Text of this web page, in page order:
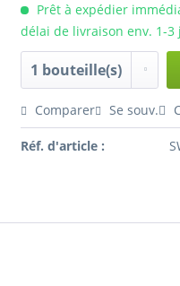
Prêt à expédier
délai de livraison env. 1-3
Comparer Se souv.
Réf. d'article :